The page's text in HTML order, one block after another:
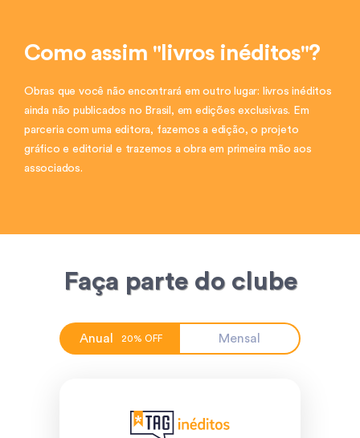
Como assim "livros inéditos"?
Obras que você não encontrará em outro lugar: livros inéditos
ainda não publicados no Brasil, em edições exclusivas. Em
parceria com uma editora, fazemos a edição, o projeto
gráfico e editorial e trazemos a obra em primeira mão aos
associados.
Faça parte do clube
Anual 20% OFF Mensal